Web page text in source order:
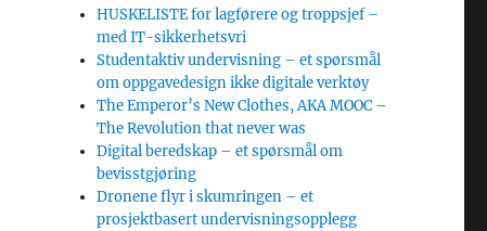
HUSKELISTE for lagførere og troppsjef –
med IT-sikkerhetsvri
Studentaktiv undervisning – et spørsmål
om oppgavedesign ikke digitale verktøy
The Emperor’s New Clothes, AKA MOOC –
The Revolution that never was
Digital beredskap – et spørsmål om
bevisstgjøring
Dronene flyr i skumringen – et
prosjektbasert undervisningsopplegg